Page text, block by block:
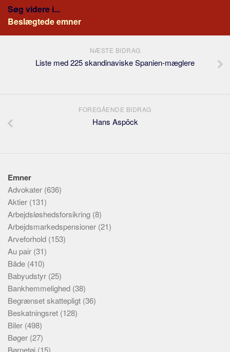
Søg videre i...
Beslægtede emner
NÆSTE BIDRAG
Liste med 225 skandinaviske Spanien-mæglere
FOREGÅENDE BIDRAG
Hans Aspöck
Emner
Advokater (636)
Aktier (131)
Arbejdsløshedsforsikring (8)
Arbejdsmarkedspensioner (21)
Arveforhold (153)
Au pair (31)
Både (410)
Babyudstyr (25)
Bankhemmelighed (38)
Begrænset skattepligt (36)
Beskatningsret (128)
Biler (498)
Bøger (27)
Børnetøj (15)